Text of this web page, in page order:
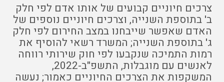
צרכים חיוניים קבועים של אותו אדם לפי חלק
ב' בתוספת השנייה, וצרכים חיוניים נוספים של
האדם שאפשר שייבחנו במצב החירום לפי חלק
ג' בתוספת השנייה; המשרד רשאי להוסיף את
רמות התמיכה שנקבעו לפי חוק שירותי רווחה
לאנשים עם מוגבלות, התשפ"ב-2022,
המשקפות את הצרכים החיוניים כאמור; נעשה